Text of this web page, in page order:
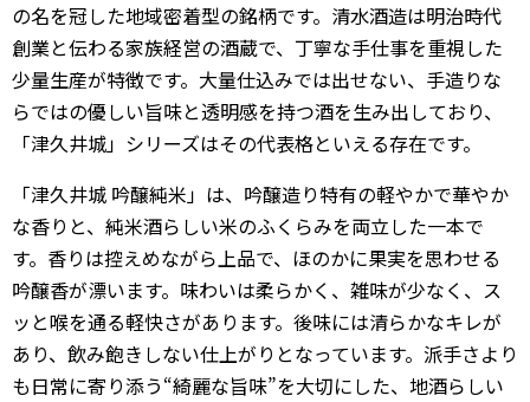
の名を冠した地域密着型の銘柄です。清水酒造は明治時代
創業と伝わる家族経営の酒蔵で、丁寧な手仕事を重視した
少量生産が特徴です。大量仕込みでは出せない、手造りな
らではの優しい旨味と透明感を持つ酒を生み出しており、
「津久井城」シリーズはその代表格といえる存在です。
「津久井城 吟醸純米」は、吟醸造り特有の軽やかで華やか
な香りと、純米酒らしい米のふくらみを両立した一本で
す。香りは控えめながら上品で、ほのかに果実を思わせる
吟醸香が漂います。味わいは柔らかく、雑味が少なく、ス
ッと喉を通る軽快さがあります。後味には清らかなキレが
あり、飲み飽きしない仕上がりとなっています。派手さより
も日常に寄り添う“綺麗な旨味”を大切にした、地酒らしい